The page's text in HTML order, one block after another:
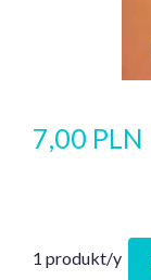
7,00 PLN
1 produkt/y